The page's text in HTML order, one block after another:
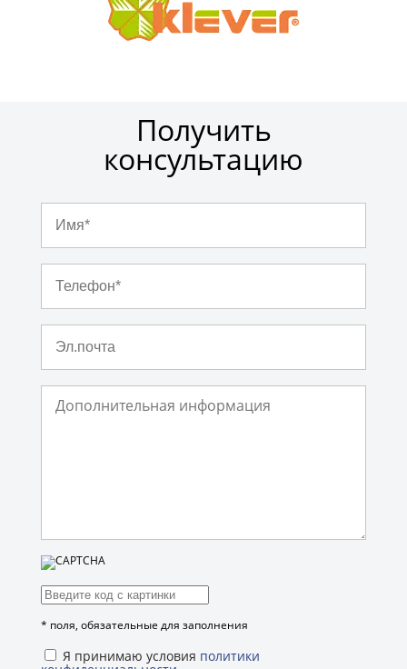
Получить
консультацию
* поля, обязательные для заполнения
Я принимаю условия политики